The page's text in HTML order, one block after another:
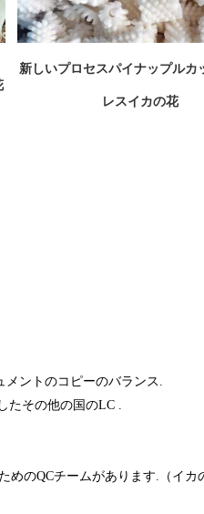
新しいプロセスパイナップルカ
レスイカの花
メントのコピーのバランス.
たその他の国のLC .
めのQCチームがあります.（イ